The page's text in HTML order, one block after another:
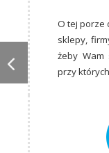
O tej porze
sklepy,
żeby Wam
przy